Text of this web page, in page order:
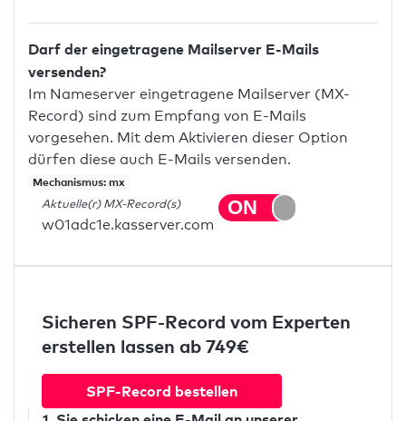
Darf der eingetragene Mailserver E-Mails
versenden?
Im Nameserver eingetragene Mailserver (MX-
Record) sind zum Empfang von E-Mails
vorgesehen. Mit dem Aktivieren dieser Option
dürfen diese auch E-Mails versenden.
Mechanismus: mx
Aktuelle(r) MX-Record(s)
w01adc1e.kasserver.com
Sicheren SPF-Record vom Experten
erstellen lassen ab 749€
SPF-Record bestellen